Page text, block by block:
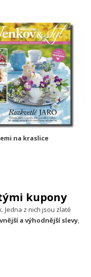
na kraslice
kupony
Jedna z nich jsou zlaté
a výhodnější slevy,